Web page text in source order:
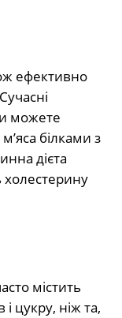
ефективно
можете
білками з
дієта
містить
цукру, ніж та,